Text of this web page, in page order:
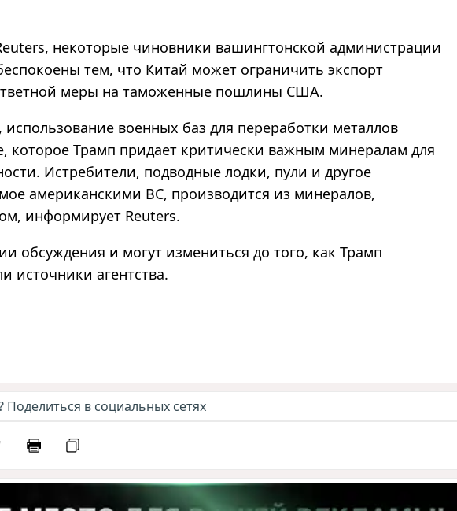
некоторые чиновники вашингтонской администрации
тем, что Китай может ограничить экспорт
меры на таможенные пошлины США.
использование военных баз для переработки металлов
которое Трамп придает критически важным минералам для
Истребители, подводные лодки, пули и другое
американскими ВС, производится из минералов,
информирует Reuters.
обсуждения и могут измениться до того, как Трамп
источники агентства.
в социальных сетях